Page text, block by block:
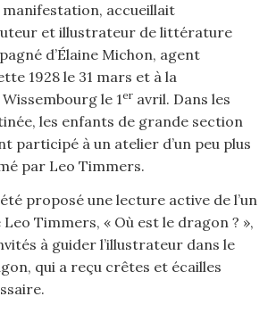
accueillait
et illustrateur de littérature
d’Élaine Michon, agent
1928 le 31 mars et à la
le 1er avril. Dans les
les enfants de grande section
participé à un atelier d’un peu plus
par Leo Timmers.
proposé une lecture active de l’un
Timmers, « Où est le dragon ? »,
à guider l’illustrateur dans le
qui a reçu crêtes et écailles